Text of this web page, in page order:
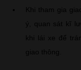
Khi tham gia
ý, quan sát kĩ
khi lái xe để
giao thông.